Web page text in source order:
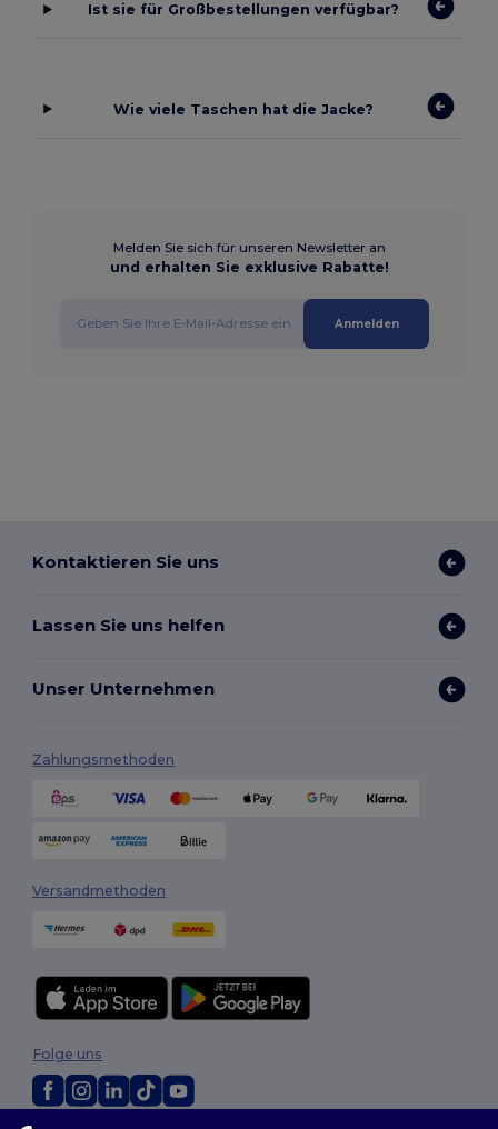
Ist sie für Großbestellungen verfügbar?
Wie viele Taschen hat die Jacke?
Melden Sie sich für unseren Newsletter an
und erhalten Sie exklusive Rabatte!
Anmelden
Kontaktieren Sie uns
Lassen Sie uns helfen
Unser Unternehmen
Zahlungsmethoden
Versandmethoden
Folge uns